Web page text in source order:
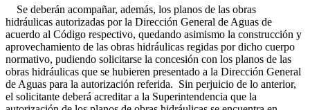
Se deberán acompañar, además, los planos de las obras
hidráulicas autorizadas por la Dirección General de Aguas de
acuerdo al Código respectivo, quedando asimismo la construcción y
aprovechamiento de las obras hidráulicas regidas por dicho cuerpo
normativo, pudiendo solicitarse la concesión con los planos de las
obras hidráulicas que se hubieren presentado a la Dirección General
de Aguas para la autorización referida. Sin perjuicio de lo anterior,
el solicitante deberá acreditar a la Superintendencia que la